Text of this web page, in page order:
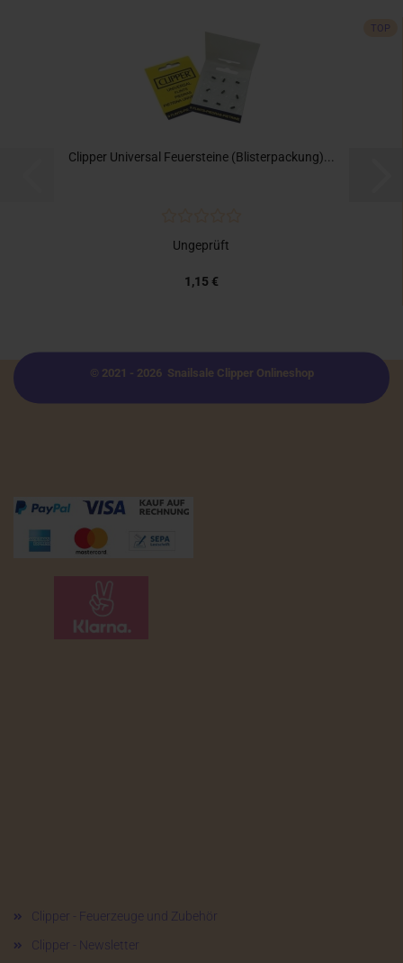
TOP
Clipper Universal Feuersteine (Blisterpackung)...
Ungeprüft
1,15 €
© 2021 - 2026 Snailsale Clipper Onlineshop
Clipper - Feuerzeuge und Zubehör
Clipper - Newsletter